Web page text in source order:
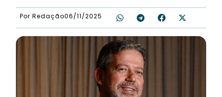
Por Redação06/11/2025